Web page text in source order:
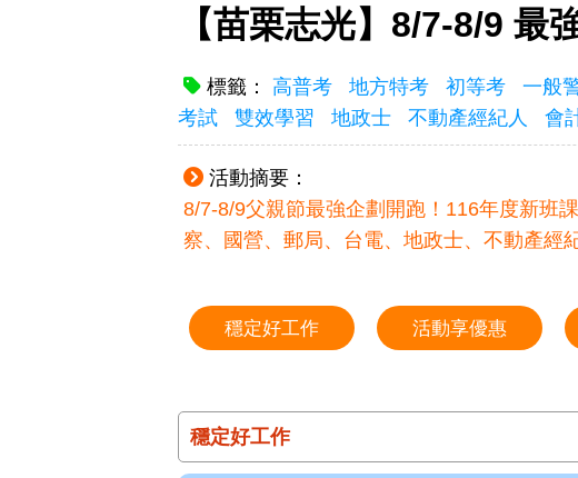
【苗栗志光】8/7-8/9 最
標籤： 高普考 地方特考 初等考 一般
考試
雙效學習 地政士 不動產經紀人 會
活動摘要：
8/7-8/9父親節最強企劃開跑！116年度新班
察、國營、郵局、台電、地政士、不動產經
穩定好工作 活動享優惠
穩定好工作